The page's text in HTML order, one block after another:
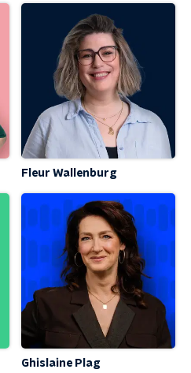
Fleur Wallenburg
Ghislaine Plag